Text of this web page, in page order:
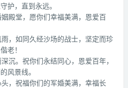
护，直到永远。
殿堂，愿你们幸福美满，恩爱百
，如同久经沙场的战士，坚定而珍
老！
沉。祝你们永结同心，恩爱百年，
风景线。
，祝福你们的军婚美满，幸福长